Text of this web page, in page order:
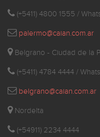
(+5411) 4800 1555 /
palermo@caian.com.ar
Belgrano - Ciudad de la
(+5411) 4784 4444 /
belgrano@caian.com.ar
Nordelta
(+54911) 2234 4444